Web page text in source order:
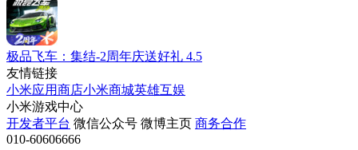
极品飞车：集结-2周年庆送好礼 4.5
友情链接
小米应用商店小米商城英雄互娱
小米游戏中心
开发者平台 微信公众号 微博主页 商务合作
010-60606666